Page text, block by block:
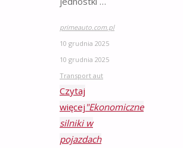
primeauto.com.pl
10 grudnia 2025
10 grudnia 2025
Transport aut
Czytaj
więcej "Ekonomiczne
silniki w
pojazdach